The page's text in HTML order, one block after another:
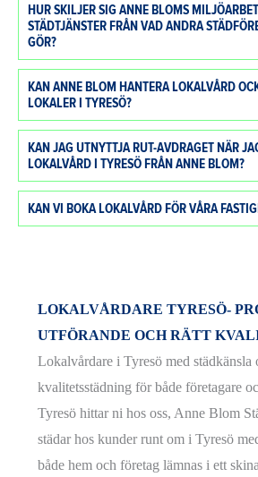
HUR SKILJER SIG ANNE BLOMS
STÄDTJÄNSTER FRÅN VAD ANDRA
GÖR?
KAN ANNE BLOM HANTERA LOKALVÅRD
LOKALER I TYRESÖ?
KAN JAG UTNYTTJA RUT-AVDRAGET NÄR
LOKALVÅRD I TYRESÖ FRÅN ANNE BLOM?
KAN VI BOKA LOKALVÅRD FÖR VÅRA
LOKALVÅRDARE TYRESÖ-
UTFÖRANDE OCH RÄTT
Lokalvårdare i Tyresö med städkänsla
kvalitetsstädning för både företagare
Tyresö hittar ni hos oss, Anne Blom
städar hos kunder runt om i Tyresö
både hem och företag lämnas i ett